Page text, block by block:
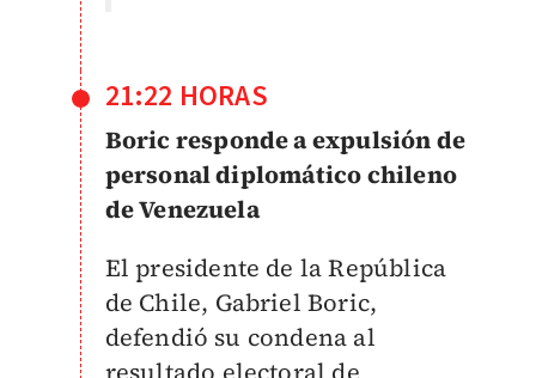
21:22 HORAS
Boric responde a expulsión de
personal diplomático chileno
de Venezuela
El presidente de la República
de Chile, Gabriel Boric,
defendió su condena al